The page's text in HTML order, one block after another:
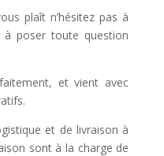
plaît n’hésitez pas à
poser toute question
et vient avec
et de livraison à
sont à la charge de